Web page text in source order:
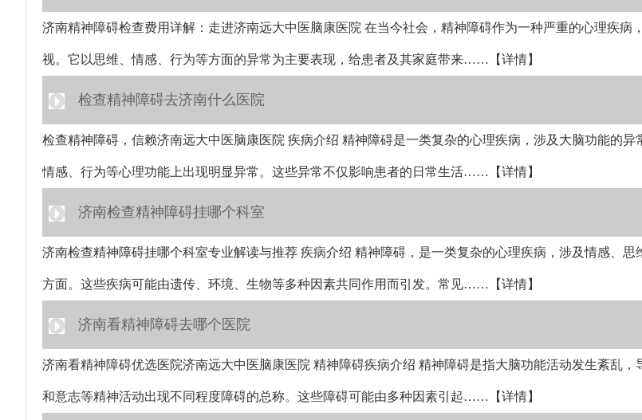
济南精神障碍检查费用详解：走进济南远大中医脑康医院 在当今社会，精神障碍作为一种严重的心理疾病
视。它以思维、情感、行为等方面的异常为主要表现，给患者及其家庭带来……【详情】
检查精神障碍去济南什么医院
检查精神障碍，信赖济南远大中医脑康医院 疾病介绍 精神障碍是一类复杂的心理疾病，涉及大脑功能的异
情感、行为等心理功能上出现明显异常。这些异常不仅影响患者的日常生活……【详情】
济南检查精神障碍挂哪个科室
济南检查精神障碍挂哪个科室专业解读与推荐 疾病介绍 精神障碍，是一类复杂的心理疾病，涉及情感、思
方面。这些疾病可能由遗传、环境、生物等多种因素共同作用而引发。常见……【详情】
济南看精神障碍去哪个医院
济南看精神障碍优选医院济南远大中医脑康医院 精神障碍疾病介绍 精神障碍是指大脑功能活动发生紊乱，
和意志等精神活动出现不同程度障碍的总称。这些障碍可能由多种因素引起……【详情】